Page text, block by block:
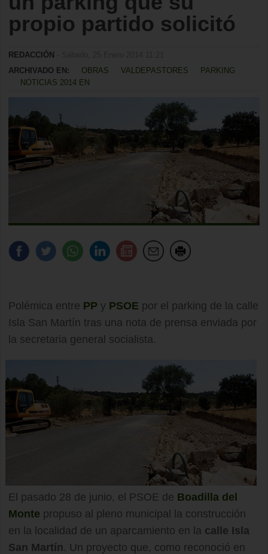
propio partido solicitó
REDACCIÓN
ARCHIVADO EN:
OBRAS VALDEPASTORES
PARKING
NOTICIAS 2014 EN
Polémica entre PP y PSOE por el parking de la calle
Isla San Martín tras una nota de prensa enviada por
la secretaria general socialista.
El pasado 28 de junio, el PSOE de Boadilla del
Monte propuso al pleno municipal la construcción
en la localidad de un aparcamiento en la calle Isla
San Martín. Un proyecto que, como reconoció en